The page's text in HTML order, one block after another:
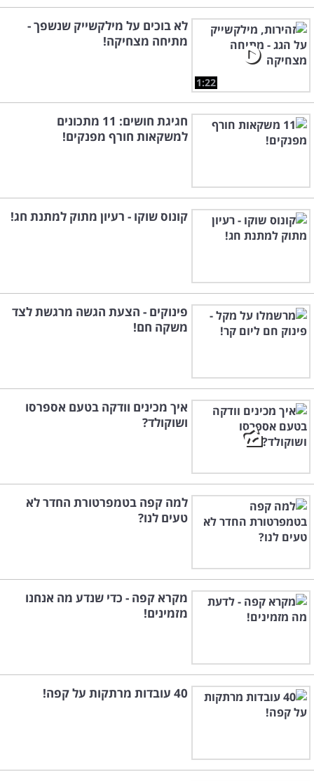
1:22
לא בוכים על מילקשייק שנשפך -
מתיחה מצחיקה!
חגיגת חושים: 11 מתכונים
למשקאות חורף מפנקים!
קונוס שוקו - רעיון מתוק למתנת חג!
פינוקים - הצעת הגשה מרגשת לצד
משקה חם!
איך מכינים וודקה בטעם אספרסו
ושוקולד?
למה קפה בטמפרטורת החדר לא
טעים לנו?
מקרא קפה - כדי שנדע מה אנחנו
מזמינים!
40 עובדות מרתקות על קפה!